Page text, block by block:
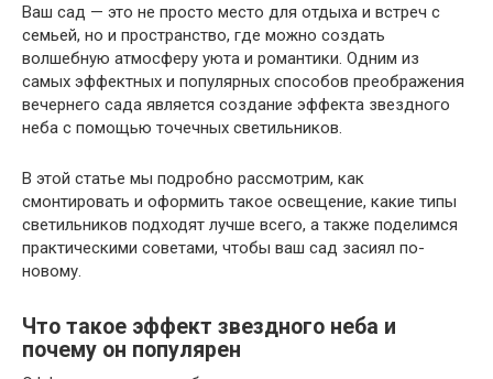
Ваш сад — это не просто место для отдыха и встреч с
семьей, но и пространство, где можно создать
волшебную атмосферу уюта и романтики. Одним из
самых эффектных и популярных способов преображения
вечернего сада является создание эффекта звездного
неба с помощью точечных светильников.
В этой статье мы подробно рассмотрим, как
смонтировать и оформить такое освещение, какие типы
светильников подходят лучше всего, а также поделимся
практическими советами, чтобы ваш сад засиял по-
новому.
Что такое эффект звездного неба и
почему он популярен